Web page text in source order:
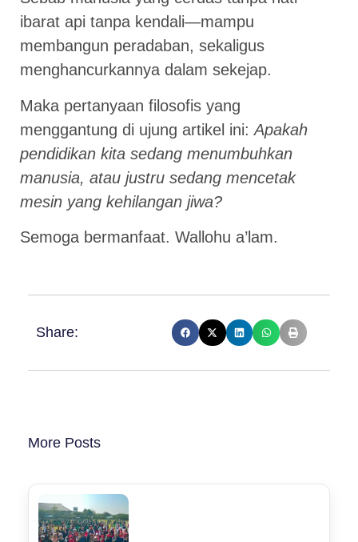
ibarat api tanpa kendali—mampu
membangun peradaban, sekaligus
menghancurkannya dalam sekejap.
Maka pertanyaan filosofis yang
menggantung di ujung artikel ini:Apakah
pendidikan kita sedang menumbuhkan
manusia, atau justru sedang mencetak
mesin yang kehilangan jiwa?
Semoga bermanfaat. Wallohu a’lam.
Share:
More Posts